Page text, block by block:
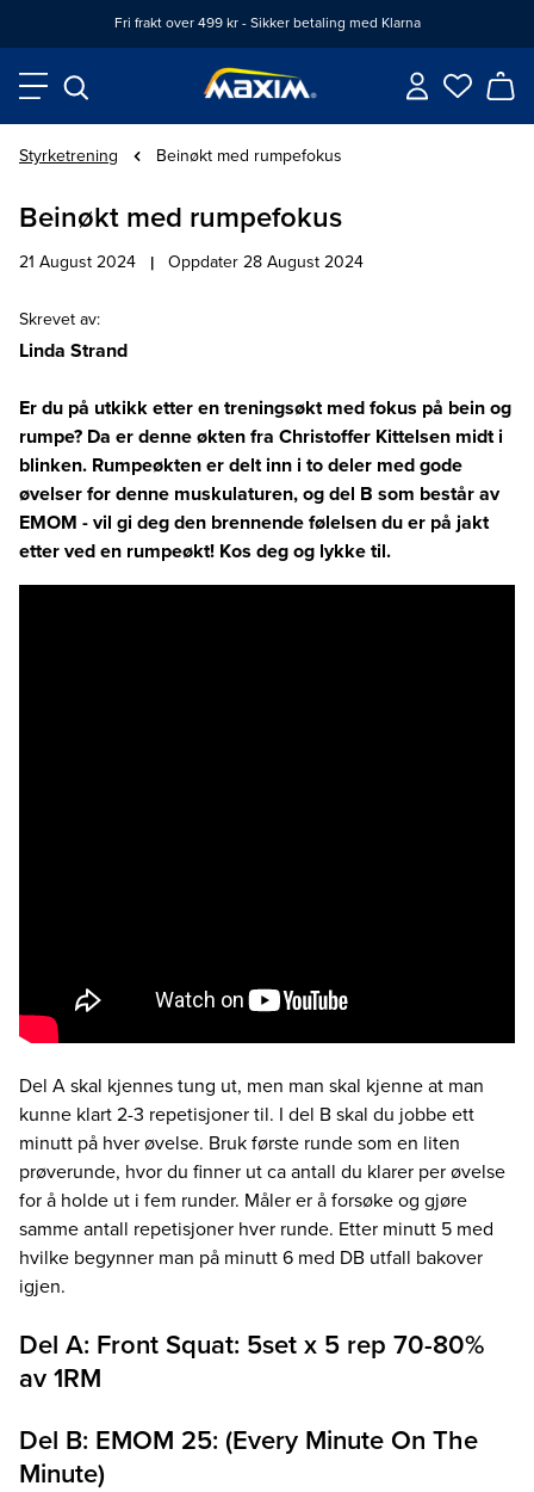
Fri frakt over 499 kr - Sikker betaling med Klarna
Styrketrening Beinøkt med rumpefokus
Beinøkt med rumpefokus
21 August 2024 | Oppdater 28 August 2024
Skrevet av:
Linda Strand
Er du på utkikk etter en treningsøkt med fokus på bein og
rumpe? Da er denne økten fra Christoffer Kittelsen midt i
blinken. Rumpeøkten er delt inn i to deler med gode
øvelser for denne muskulaturen, og del B som består av
EMOM - vil gi deg den brennende følelsen du er på jakt
etter ved en rumpeøkt! Kos deg og lykke til.
Del A skal kjennes tung ut, men man skal kjenne at man
kunne klart 2-3 repetisjoner til. I del B skal du jobbe ett
minutt på hver øvelse. Bruk første runde som en liten
prøverunde, hvor du finner ut ca antall du klarer per øvelse
for å holde ut i fem runder. Måler er å forsøke og gjøre
samme antall repetisjoner hver runde. Etter minutt 5 med
hvilke begynner man på minutt 6 med DB utfall bakover
igjen.
Del A: Front Squat: 5set x 5 rep 70-80%
av 1RM
Del B: EMOM 25: (Every Minute On The
Minute)